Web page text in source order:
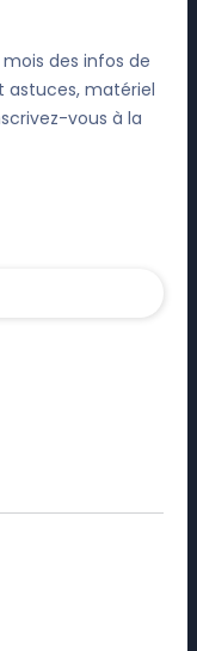
des infos de
astuces, matériel
vous à la